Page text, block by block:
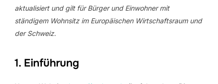
aktualisiert und gilt für Bürger und Einwohner mit
ständigem Wohnsitz im Europäischen Wirtschaftsraum und
der Schweiz.
1. Einführung